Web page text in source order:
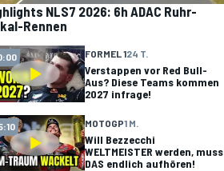
NLS7 2026: 6h ADAC Ruhr-
Rennen
FORMEL 124 T.
Verstappen vor Red Bull-
Aus? Diese Teams kommen
2027 infrage!
MOTOGP1 M.
Will Bezzecchi
WELTMEISTER werden, muss
DAS endlich aufhören!